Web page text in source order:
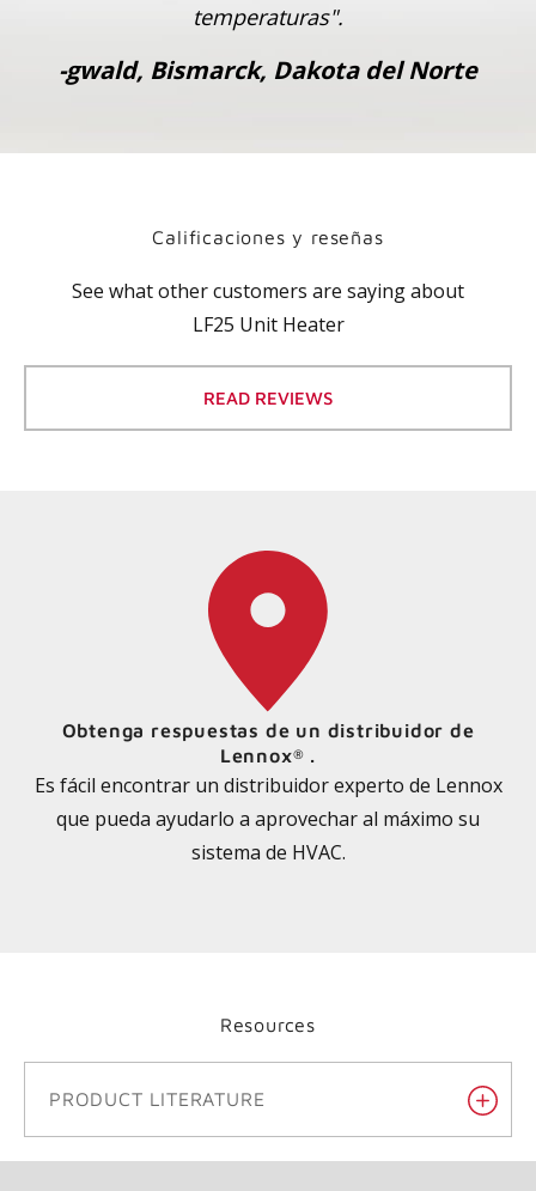
temperaturas".
-gwald, Bismarck, Dakota del Norte
Calificaciones y reseñas
See what other customers are saying about
LF25 Unit Heater
READ REVIEWS
Obtenga respuestas de un distribuidor de
Lennox® .
Es fácil encontrar un distribuidor experto de Lennox
que pueda ayudarlo a aprovechar al máximo su
sistema de HVAC.
Resources
PRODUCT LITERATURE